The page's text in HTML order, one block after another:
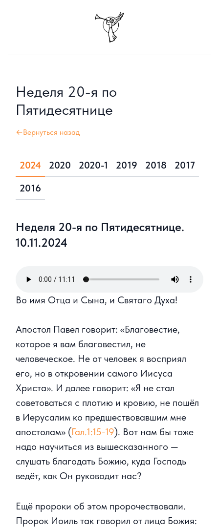
Неделя 20-я по
Пятидесятнице
←Вернуться назад
2024 2020 2020-1 2019 2018
2017
2016
Неделя 20-я по Пятидесятнице.
10.11.2024
Во имя Отца и Сына, и Святаго Духа!
Апостол Павел говорит: «Благовестие,
которое я вам благовестил, не
человеческое. Не от человек я восприял
его, но в откровении самого Иисуса
Христа». И далее говорит: «Я не стал
советоваться с плотию и кровию, не пошёл
в Иерусалим ко предшествовавшим мне
апостолам» (Гал.1:15-19). Вот нам бы тоже
надо научиться из вышесказанного —
слушать благодать Божию, куда Господь
ведёт, как Он руководит нас?
Ещё пророки об этом пророчествовали.
Пророк Иоиль так говорил от лица Божия: